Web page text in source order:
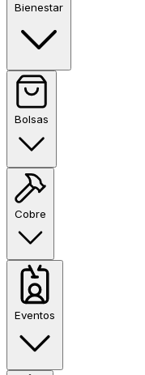
Bienestar
Bolsas
Cobre
Eventos